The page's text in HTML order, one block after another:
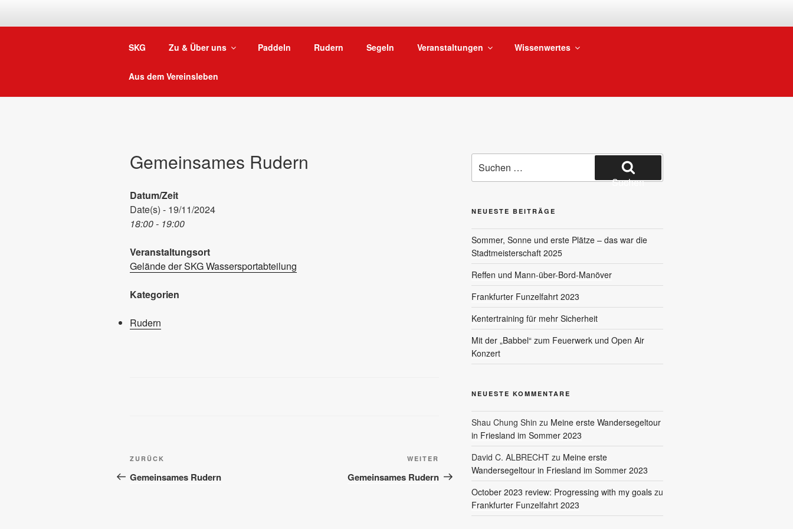
SKG WASSERSPORTABTEILUNG
SKG Zu & Über uns Paddeln Rudern Segeln Veranstaltungen Wissenwertes
Aus dem Vereinsleben
Gemeinsames Rudern
Datum/Zeit
Date(s) - 19/11/2024
18:00 - 19:00
Veranstaltungsort
Gelände der SKG Wassersportabteilung
Kategorien
Rudern
Beitragsnavigation
Vorheriger
Beitrag
ZURÜCK
Gemeinsames Rudern
Nächster
Beitrag
WEITER
Gemeinsames Rudern
nach:
Suchen
NEUESTE BEITRÄGE
Sommer, Sonne und erste Plätze – das war die
Stadtmeisterschaft 2025
Reffen und Mann-über-Bord-Manöver
Frankfurter Funzelfahrt 2023
Kentertraining für mehr Sicherheit
Mit der „Babbel“ zum Feuerwerk und Open Air
Konzert
NEUESTE KOMMENTARE
Shau Chung Shin zu Meine erste Wandersegeltour
in Friesland im Sommer 2023
David C. ALBRECHTzu Meine erste
Wandersegeltour in Friesland im Sommer 2023
October 2023 review: Progressing with my goalszu
Frankfurter Funzelfahrt 2023